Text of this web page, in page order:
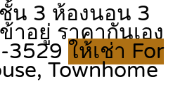
น 3 ห้องนอน 3
าอยู่ ราคากันเอง
3529 ให้เช่า For
Townhome